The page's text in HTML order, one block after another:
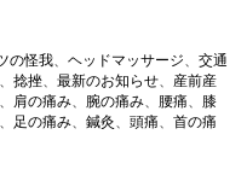
の怪我、 ヘッドマッサージ、 交通
、 捻挫、 最新のお知らせ、 産前産
、 肩の痛み、 腕の痛み、 腰痛、
膝
、 足の痛み、 鍼灸、 頭痛、 首の痛